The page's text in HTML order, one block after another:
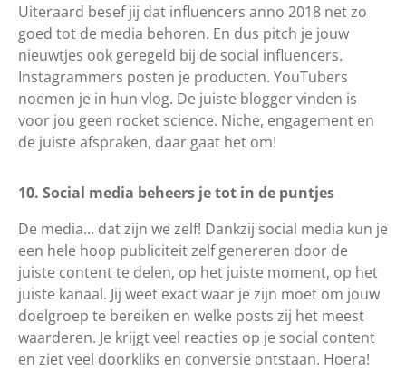
Uiteraard besef jij dat influencers anno 2018 net zo
goed tot de media behoren. En dus pitch je jouw
nieuwtjes ook geregeld bij de social influencers.
Instagrammers posten je producten. YouTubers
noemen je in hun vlog. De juiste blogger vinden is
voor jou geen rocket science. Niche, engagement en
de juiste afspraken, daar gaat het om!
10. Social media beheers je tot in de puntjes
De media… dat zijn we zelf! Dankzij social media kun je
een hele hoop publiciteit zelf genereren door de
juiste content te delen, op het juiste moment, op het
juiste kanaal. Jij weet exact waar je zijn moet om jouw
doelgroep te bereiken en welke posts zij het meest
waarderen. Je krijgt veel reacties op je social content
en ziet veel doorkliks en conversie ontstaan. Hoera!